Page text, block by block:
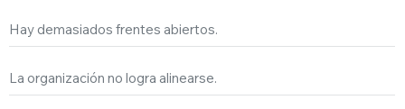
Hay demasiados frentes abiertos.
La organización no logra alinearse.